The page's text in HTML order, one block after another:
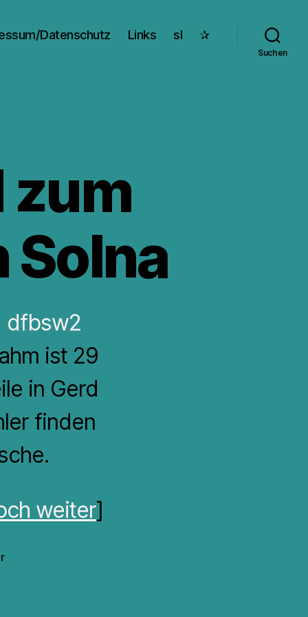
Datenschutz Links sl ✰
Suchen
zum
ist 29
in Gerd
finden
weiter]
zu